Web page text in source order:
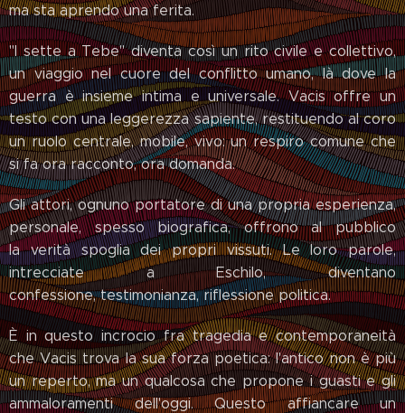
ma sta aprendo una ferita.
"I sette a Tebe" diventa così un rito civile e collettivo,
un viaggio nel cuore del conflitto umano, là dove la
guerra è insieme intima e universale. Vacis offre un
testo con una leggerezza sapiente, restituendo al coro
un ruolo centrale, mobile, vivo: un respiro comune che
si fa ora racconto, ora domanda.
Gli attori, ognuno portatore di una propria esperienza,
personale, spesso biografica, offrono al pubblico
la verità spoglia dei propri vissuti. Le loro parole,
intrecciate a Eschilo, diventano
confessione, testimonianza, riflessione politica.
È in questo incrocio fra tragedia e contemporaneità
che Vacis trova la sua forza poetica: l'antico non è più
un reperto, ma un qualcosa che propone i guasti e gli
ammaloramenti dell'oggi. Questo affiancare un